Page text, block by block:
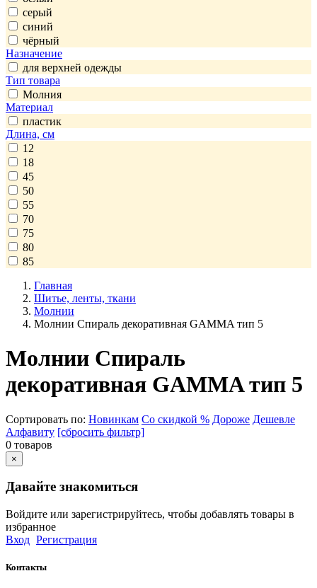
серый
синий
чёрный
Назначение
для верхней одежды
Тип товара
Молния
Материал
пластик
Длина, см
12
18
45
50
55
70
75
80
85
Главная
Шитье, ленты, ткани
Молнии
Молнии Спираль декоративная GAMMA тип 5
Молнии Спираль
декоративная GAMMA тип 5
Сортировать по: Новинкам Со скидкой % Дороже Дешевле
Алфавиту [сбросить фильтр]
0 товаров
×
Давайте знакомиться
Войдите или зарегистрируйтесь, чтобы добавлять товары в
избранное
Вход Регистрация
Контакты